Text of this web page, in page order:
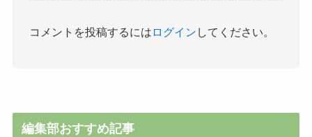
コメントを投稿するには ログイン してください。
編集部おすすめ記事